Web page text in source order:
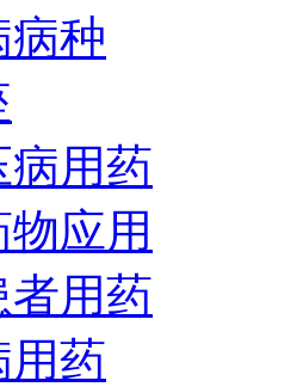
病种
病用药
应用
者用药
用药